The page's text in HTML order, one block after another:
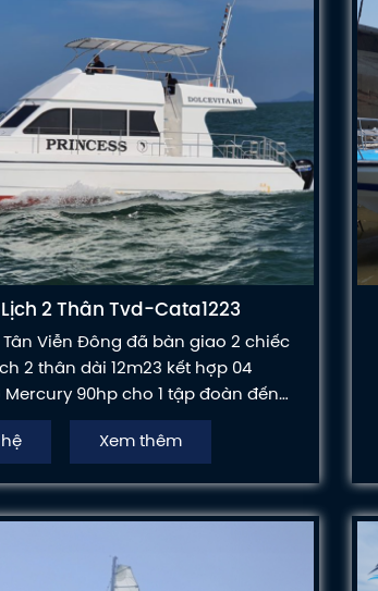
2 Thân Tvd-Cata1223
Tân Viễn Đông đã bàn giao 2 chiếc
2 thân dài 12m23 kết hợp 04
90hp cho 1 tập đoàn đến
đầu tư du lịch biển đảo Việt
hệ Xem thêm